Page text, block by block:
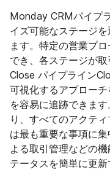
Monday CRMパイプ
イズ可能なステージ
ます。特定の営業プ
でき、各ステージが取
Close パイプライン
可視化するアプロー
を容易に追跡できま
り、すべてのアクテ
は最も重要な事項に
よる取引管理などの
テータスを簡単に更新